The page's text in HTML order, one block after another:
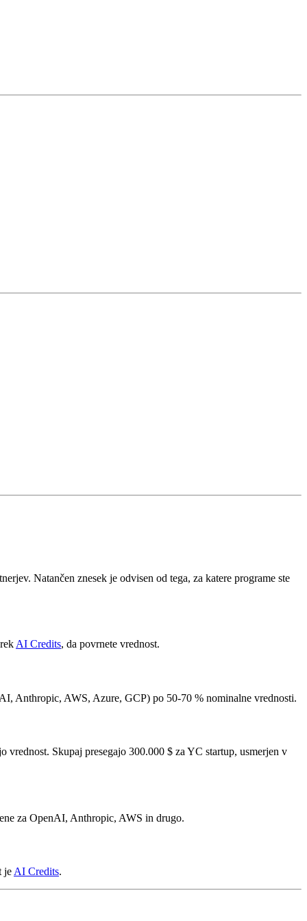
Natančen znesek je odvisen od tega, za katere programe ste
AI Credits, da povrnete vrednost.
Anthropic, AWS, Azure, GCP) po 50-70 % nominalne vrednosti.
Skupaj presegajo 300.000 $ za YC startup, usmerjen v
za OpenAI, Anthropic, AWS in drugo.
je AI Credits.